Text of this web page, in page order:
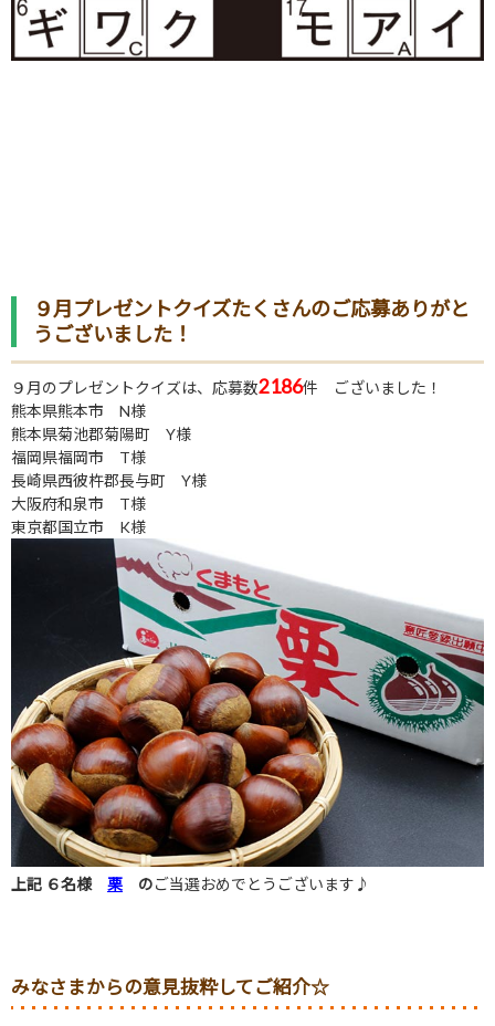
９月プレゼントクイズたくさんのご応募ありがと
うございました！
９月のプレゼントクイズは、応募数2186件 ございました！
熊本県熊本市 N様
熊本県菊池郡菊陽町 Y様
福岡県福岡市 T様
長崎県西彼杵郡長与町 Y様
大阪府和泉市 T様
東京都国立市 K様
上記 ６名様 栗 のご当選おめでとうございます♪
みなさまからの意見抜粋してご紹介☆